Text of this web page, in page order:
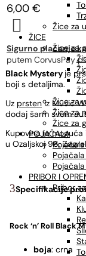
Žice za
ŽICE
Žice za
Žice za
Žice za
Žice za
POJAČALA
PRIBOR I
Pribor
6,00 €

Sigurno plaćanje
putem CorvusPay
Black Mystery je
boji s detaljima.
Uz prsteniz Music
dodaj šarm svom
Kupovina je moguća
u Ozaljskoj 96,
Specifikacije
Rock ‘n’ RollBlack
boja: crna